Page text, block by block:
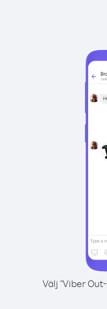
Välj "Viber